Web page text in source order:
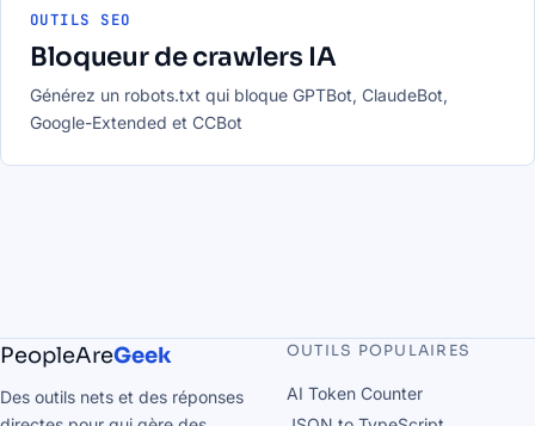
OUTILS SEO
Bloqueur de crawlers IA
Générez un robots.txt qui bloque GPTBot, ClaudeBot,
Google-Extended et CCBot
PeopleAreGeek
Des outils nets et des réponses
OUTILS POPULAIRES
AI Token Counter